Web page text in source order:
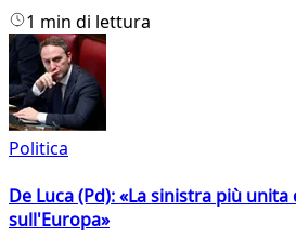
1 min di lettura
Politica
De Luca (Pd): «La sinistra più
sull'Europa»